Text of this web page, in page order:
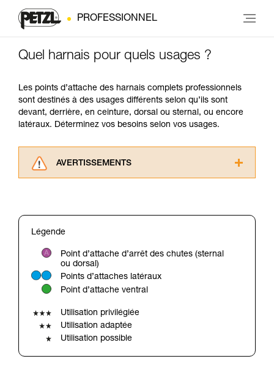
PROFESSIONNEL
Quel harnais pour quels usages ?
Les points d’attache des harnais complets professionnels
sont destinés à des usages différents selon qu’ils sont
devant, derrière, en ceinture, dorsal ou sternal, ou encore
latéraux. Déterminez vos besoins selon vos usages.
AVERTISSEMENTS
pouvoir comprendre ce complément
Maîtriser ces techniques nécessite une
formation et un entraînement spécifique. Validez
de la reproduire en autonomie.
Nous donnons des exemples de techniques
liées à votre activité. Il peut en exister d’autres
que nous ne décrivons pas ici.
Légende
Point d’attache d’arrêt des chutes (sternal
ou dorsal)
Points d’attaches latéraux
Point d’attache ventral
Utilisation privilégiée
Utilisation adaptée
Utilisation possible